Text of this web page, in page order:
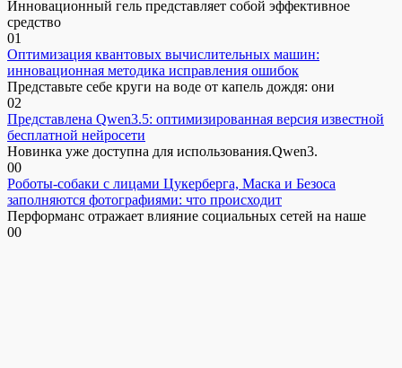
Инновационный гель представляет собой эффективное
средство
01
Оптимизация квантовых вычислительных машин:
инновационная методика исправления ошибок
Представьте себе круги на воде от капель дождя: они
02
Представлена Qwen3.5: оптимизированная версия известной
бесплатной нейросети
Новинка уже доступна для использования.Qwen3.
00
Роботы-собаки с лицами Цукерберга, Маска и Безоса
заполняются фотографиями: что происходит
Перформанс отражает влияние социальных сетей на наше
00